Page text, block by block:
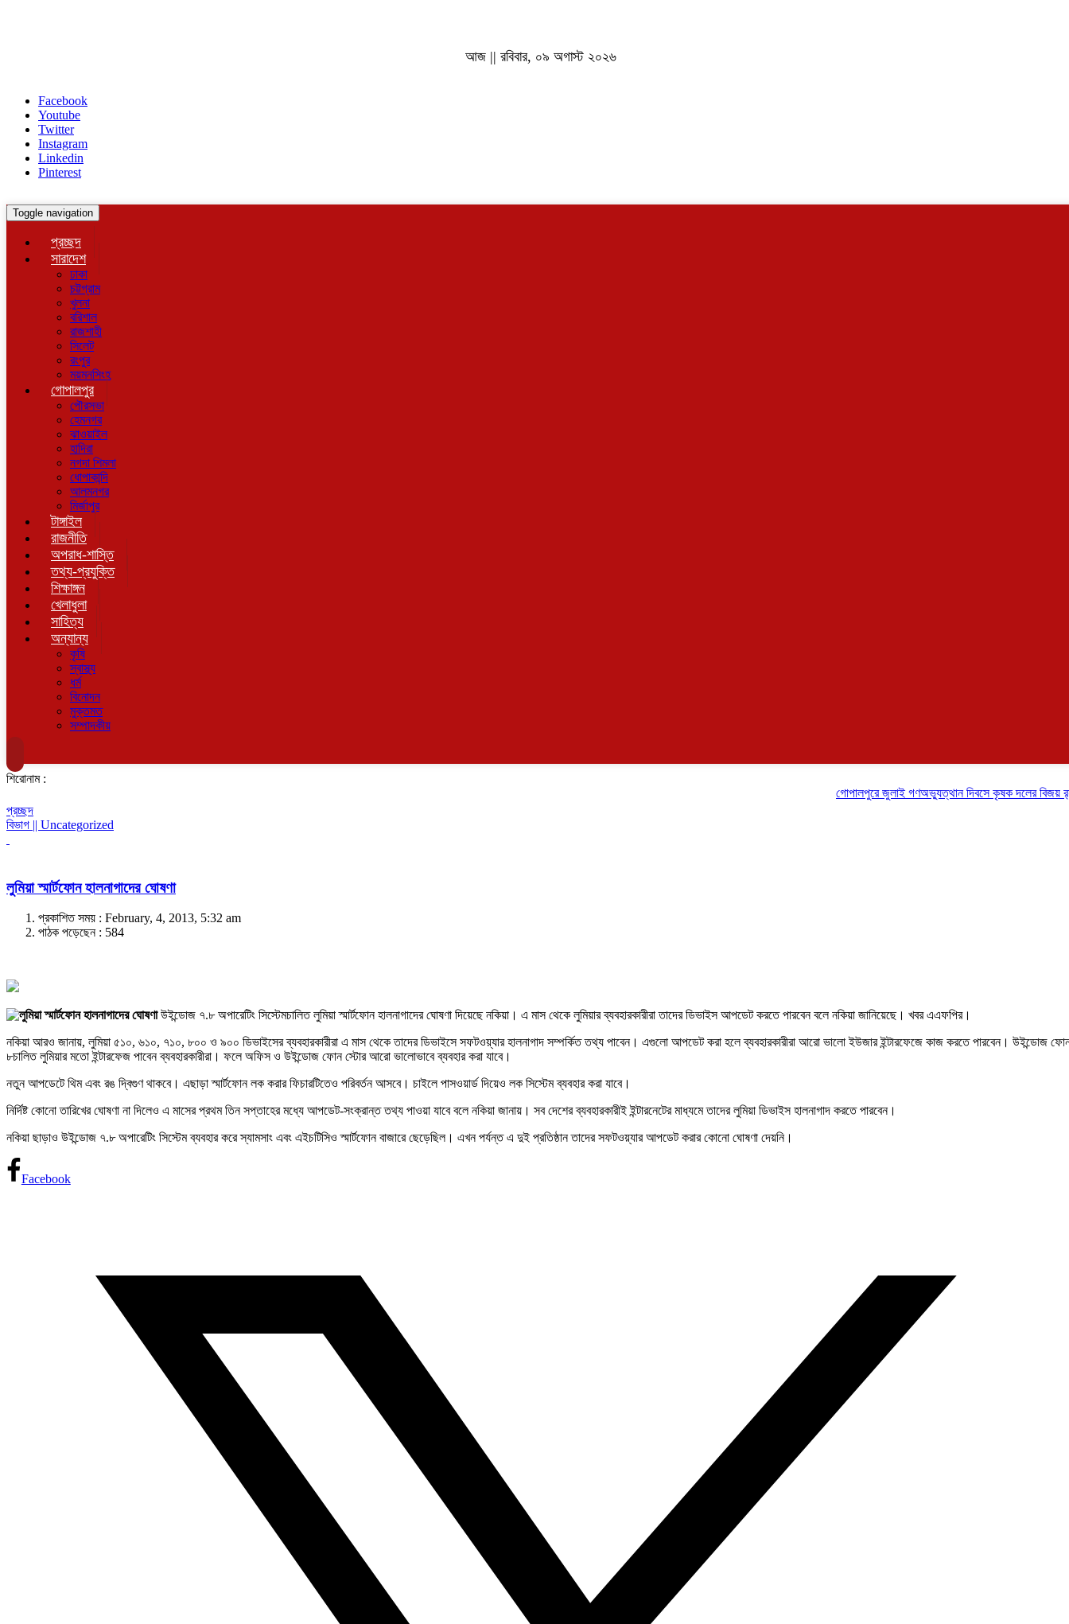
আজ || রবিবার, ০৯ অগাস্ট ২০২৬
Facebook
Youtube
Twitter
Instagram
Linkedin
Pinterest
Toggle navigation
প্রচ্ছদ
সারাদেশ
ঢাকা
চট্টগ্রাম
খুলনা
বরিশাল
রাজশাহী
সিলেট
রংপুর
ময়মনসিংহ
গোপালপুর
পৌরসভা
হেমনগর
ঝাওয়াইল
হাদিরা
নগদা শিমলা
ধোপাকান্দি
আলমনগর
মির্জাপুর
টাঙ্গাইল
রাজনীতি
অপরাধ-শাস্তি
তথ্য-প্রযুক্তি
শিক্ষাঙ্গন
খেলাধুলা
সাহিত্য
অন্যান্য
কৃষি
স্বাস্থ্য
ধর্ম
বিনোদন
মুক্তমত
সম্পাদকীয়
শিরোনাম :
গোপালপুরে জুলাই গণঅভ্যুত্থান দিবসে কৃষক দলের বিজয় র‍্যালি
প্রচ্ছদ
বিভাগ || Uncategorized
লুমিয়া স্মার্টফোন হালনাগাদের ঘোষণা
প্রকাশিত সময় : February, 4, 2013, 5:32 am
পাঠক পড়েছেন : 584
উইন্ডোজ ৭.৮ অপারেটিং সিস্টেমচালিত লুমিয়া স্মার্টফোন হালনাগাদের ঘোষণা দিয়েছে নকিয়া। এ মাস থেকে লুমিয়ার ব্যবহারকারীরা তাদের ডিভাইস আপডেট করতে পারবেন বলে নকিয়া জানিয়েছে। খবর এএফপির।
নকিয়া আরও জানায়, লুমিয়া ৫১০, ৬১০, ৭১০, ৮০০ ও ৯০০ ডিভাইসের ব্যবহারকারীরা এ মাস থেকে তাদের ডিভাইসে সফটওয়্যার হালনাগাদ সম্পর্কিত তথ্য পাবেন। এগুলো আপডেট করা হলে ব্যবহারকারীরা আরো ভালো ইউজার ইন্টারফেজে কাজ করতে পারবেন। উইন্ডোজ
৮চালিত লুমিয়ার মতো ইন্টারফেজ পাবেন ব্যবহারকারীরা। ফলে অফিস ও উইন্ডোজ ফোন স্টোর আরো ভালোভাবে ব্যবহার করা যাবে।
নতুন আপডেটে থিম এবং রঙ দ্বিগুণ থাকবে। এছাড়া স্মার্টফোন লক করার ফিচারটিতেও পরিবর্তন আসবে। চাইলে পাসওয়ার্ড দিয়েও লক সিস্টেম ব্যবহার করা যাবে।
নির্দিষ্ট কোনো তারিখের ঘোষণা না দিলেও এ মাসের প্রথম তিন সপ্তাহের মধ্যে আপডেট-সংক্রান্ত তথ্য পাওয়া যাবে বলে নকিয়া জানায়। সব দেশের ব্যবহারকারীই ইন্টারনেটের মাধ্যমে তাদের লুমিয়া ডিভাইস হালনাগাদ করতে পারবেন।
নকিয়া ছাড়াও উইন্ডোজ ৭.৮ অপারেটিং সিস্টেম ব্যবহার করে স্যামসাং এবং এইচটিসিও স্মার্টফোন বাজারে ছেড়েছিল। এখন পর্যন্ত এ দুই প্রতিষ্ঠান তাদের সফটওয়্যার আপডেট করার কোনো ঘোষণা দেয়নি।
Facebook